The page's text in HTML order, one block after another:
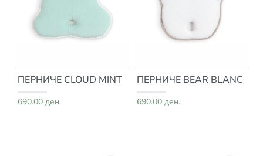
ПЕРНИЧЕ CLOUD MINT
690.00 ден.
ПЕРНИЧЕ BEAR BLANC
690.00 ден.